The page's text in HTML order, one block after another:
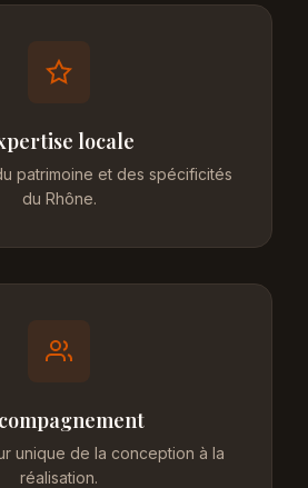
locale
patrimoine et des spécificités
du Rhône.
unique de la conception à la
réalisation.